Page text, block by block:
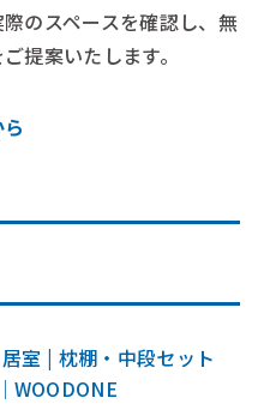
のスペースを確認し、無
提案いたします。
室 | 枕棚・中段セット
WOODONE